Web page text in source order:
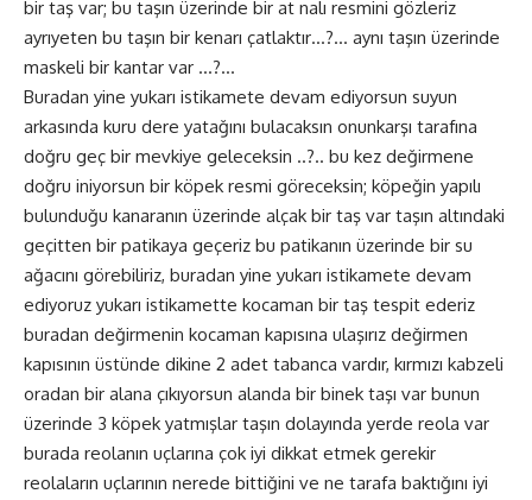
bir taş var; bu taşın üzerinde bir at nalı resmini gözleriz
ayrıyeten bu taşın bir kenarı çatlaktır…?… aynı taşın üzerinde
maskeli bir kantar var …?…
Buradan yine yukarı istikamete devam ediyorsun suyun
arkasında kuru dere yatağını bulacaksın onunkarşı tarafına
doğru geç bir mevkiye geleceksin ..?.. bu kez değirmene
doğru iniyorsun bir köpek resmi göreceksin; köpeğin yapılı
bulunduğu kanaranın üzerinde alçak bir taş var taşın altındaki
geçitten bir patikaya geçeriz bu patikanın üzerinde bir su
ağacını görebiliriz, buradan yine yukarı istikamete devam
ediyoruz yukarı istikamette kocaman bir taş tespit ederiz
buradan değirmenin kocaman kapısına ulaşırız değirmen
kapısının üstünde dikine 2 adet tabanca vardır, kırmızı kabzeli
oradan bir alana çıkıyorsun alanda bir binek taşı var bunun
üzerinde 3 köpek yatmışlar taşın dolayında yerde reola var
burada reolanın uçlarına çok iyi dikkat etmek gerekir
reolaların uçlarının nerede bittiğini ve ne tarafa baktığını iyi